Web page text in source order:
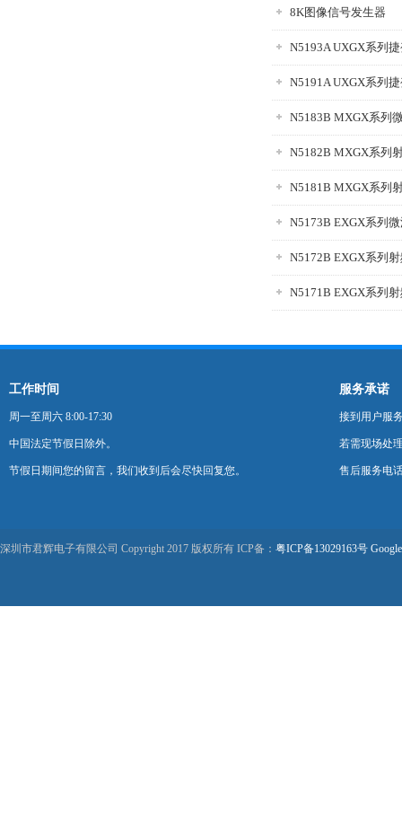
8K图像信号发生器
N5193A UXGX系列
N5191A UXGX系列
N5183B MXGX系列
N5182B MXGX系列
N5181B MXGX系列
N5173B EXGX系列
N5172B EXGX系列
N5171B EXGX系列
工作时间
周一至周六 8:00-17:30
中国法定节假日除外。
节假日期间您的留言，我们收到后会尽快回复您。
服务承诺
接到用户服
若需现场处
售后服务电
深圳市君辉电子有限公司 Copyright 2017 版权所有 ICP备： 粤ICP备13029163号